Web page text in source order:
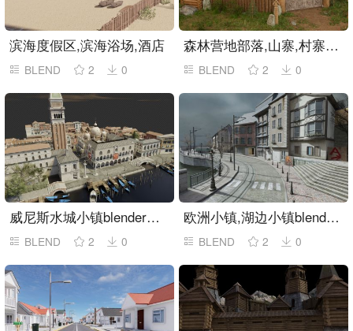
滨海度假区,滨海浴场,酒店
BLEND 2 0
森林营地部落,山寨,村寨blender模型
BLEND 2 0
威尼斯水城小镇blender模型
BLEND 2 0
欧洲小镇,湖边小镇blender模型
BLEND 2 0